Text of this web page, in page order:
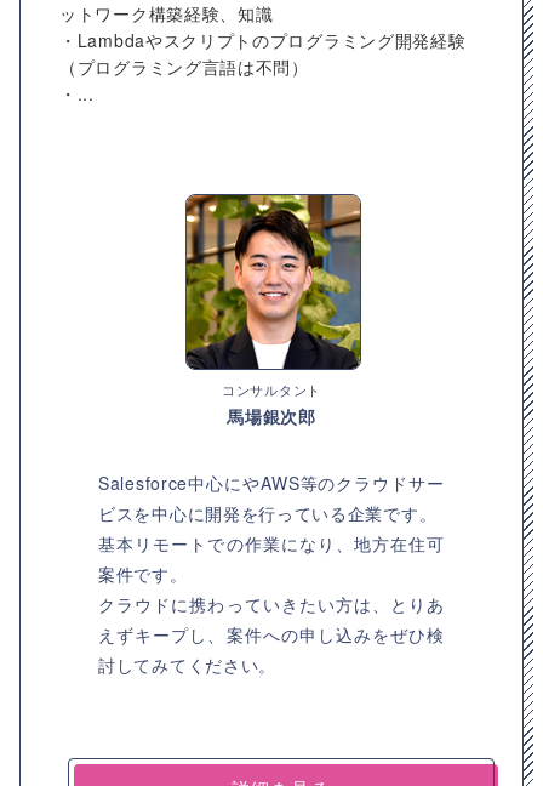
ットワーク構築経験、知識
・Lambdaやスクリプトのプログラミング開発経験
（プログラミング言語は不問）
・...
コンサルタント
馬場銀次郎
Salesforce中心にやAWS等のクラウドサー
ビスを中心に開発を行っている企業です。
基本リモートでの作業になり、地方在住可
案件です。
クラウドに携わっていきたい方は、とりあ
えずキープし、案件への申し込みをぜひ検
討してみてください。